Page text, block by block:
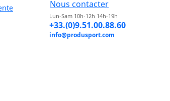
Nous contacter
Lun-Sam 10h-12h 14h-19h
+33.(0)9.51.00.88.60
info@produsport.com